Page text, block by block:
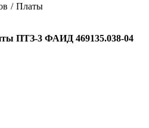
Платы
ПТЗ-3 ФАИД 469135.038-04